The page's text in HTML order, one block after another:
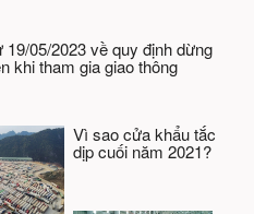
19/05/2023 về quy định dừng
khi tham gia giao thông
Vì sao cửa khẩu tắc
dịp cuối năm 2021?